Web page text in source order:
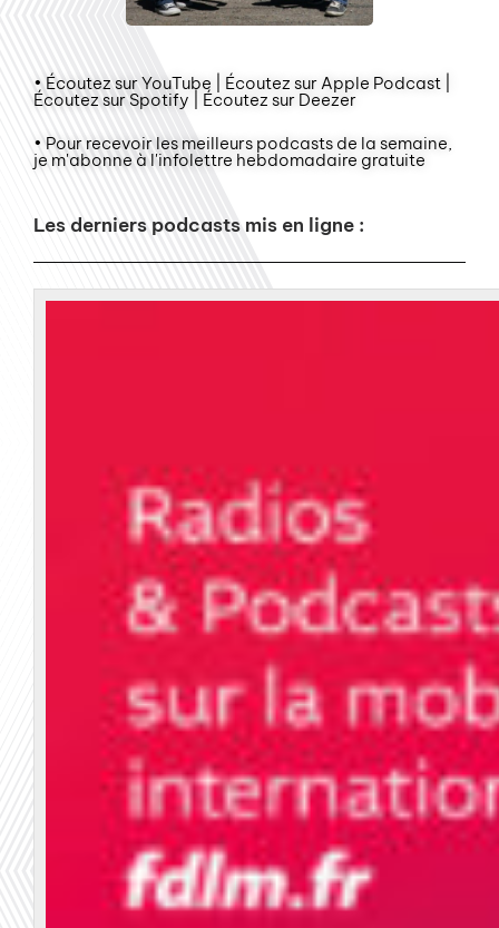
• Écoutez sur YouTube | Écoutez sur Apple Podcast |
Écoutez sur Spotify | Écoutez sur Deezer
• Pour recevoir les meilleurs podcasts de la semaine,
je m'abonne à l'infolettre hebdomadaire gratuite
Les derniers podcasts mis en ligne :